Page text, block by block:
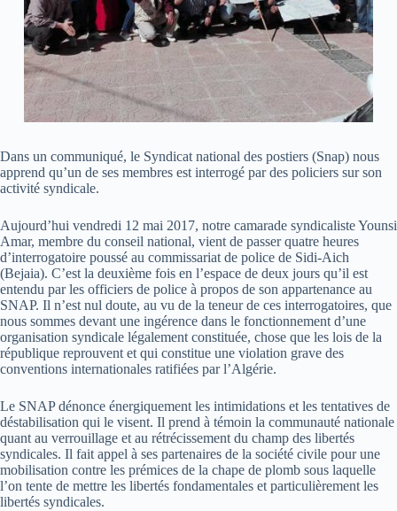
Dans un communiqué, le Syndicat national des postiers (Snap) nous
apprend qu’un de ses membres est interrogé par des policiers sur son
activité syndicale.
Aujourd’hui vendredi 12 mai 2017, notre camarade syndicaliste Younsi
Amar, membre du conseil national, vient de passer quatre heures
d’interrogatoire poussé au commissariat de police de Sidi-Aich
(Bejaia). C’est la deuxième fois en l’espace de deux jours qu’il est
entendu par les officiers de police à propos de son appartenance au
SNAP. Il n’est nul doute, au vu de la teneur de ces interrogatoires, que
nous sommes devant une ingérence dans le fonctionnement d’une
organisation syndicale légalement constituée, chose que les lois de la
république reprouvent et qui constitue une violation grave des
conventions internationales ratifiées par l’Algérie.
Le SNAP dénonce énergiquement les intimidations et les tentatives de
déstabilisation qui le visent. Il prend à témoin la communauté nationale
quant au verrouillage et au rétrécissement du champ des libertés
syndicales. Il fait appel à ses partenaires de la société civile pour une
mobilisation contre les prémices de la chape de plomb sous laquelle
l’on tente de mettre les libertés fondamentales et particulièrement les
libertés syndicales.